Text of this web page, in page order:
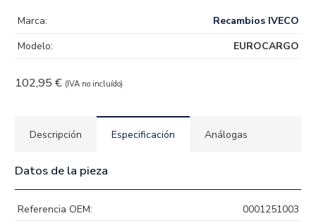
102,95 € (IVA no incluído)
Marca:
Recambios IVECO
Modelo:
EUROCARGO
Descripción Especificación Análogas
Datos de la pieza
Referencia OEM:
0001251003